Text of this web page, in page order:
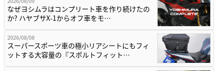
なぜヨシムラはコンプリート車を作り続けたの
か? ハヤブサX-1からオフ車をモ…
2026/08/08
スーパースポーツ車の極小リアシートにもフィ
ットする大容量の『スポルトフィット…